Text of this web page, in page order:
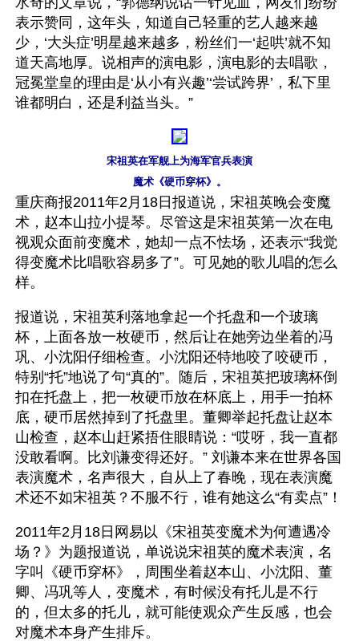
表示赞同，这年头，知道自己轻重的艺人越来越
少，‘大头症’明星越来越多，粉丝们一‘起哄’就不知
道天高地厚。说相声的演电影，演电影的去唱歌，
冠冕堂皇的理由是‘从小有兴趣’‘尝试跨界’，私下里
谁都明白，还是利益当头。”
宋祖英在军舰上为海军官兵表演
魔术《硬币穿杯》。
重庆商报2011年2月18日报道说，宋祖英晚会变魔
术，赵本山拉小提琴。尽管这是宋祖英第一次在电
视观众面前变魔术，她却一点不怯场，还表示“我觉
得变魔术比唱歌容易多了”。可见她的歌儿唱的怎么
样。
报道说，宋祖英利落地拿起一个托盘和一个玻璃
杯，上面各放一枚硬币，然后让在她旁边坐着的冯
巩、小沈阳仔细检查。小沈阳还特地咬了咬硬币，
特别“托”地说了句“真的”。随后，宋祖英把玻璃杯倒
扣在托盘上，把一枚硬币放在杯底上，用手一拍杯
底，硬币居然掉到了托盘里。董卿举起托盘让赵本
山检查，赵本山赶紧捂住眼睛说：“哎呀，我一直都
没敢看啊。比刘谦变得还好。” 刘谦本来在世界各国
表演魔术，名声很大，自从上了春晚，现在表演魔
术还不如宋祖英？不服不行，谁有她这么“有卖点”！
2011年2月18日网易以《宋祖英变魔术为何遭遇冷
场？》为题报道说，单说说宋祖英的魔术表演，名
字叫《硬币穿杯》，周围坐着赵本山、小沈阳、董
卿、冯巩等人，变魔术，有时候没有托儿是不行
的，但太多的托儿，就可能使观众产生反感，也会
对魔术本身产生排斥。